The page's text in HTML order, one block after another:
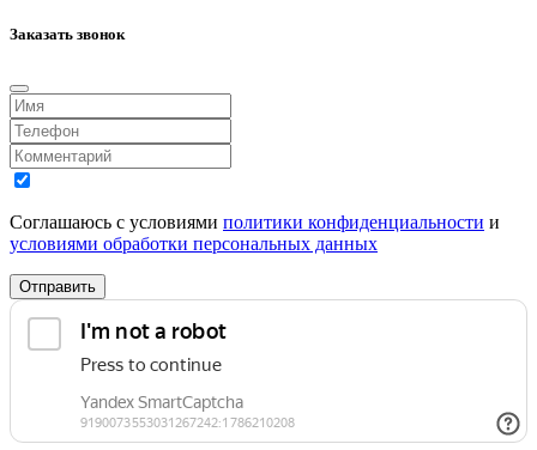
Заказать звонок
Соглашаюсь с условиями политики конфиденциальности и
условиями обработки персональных данных
Отправить